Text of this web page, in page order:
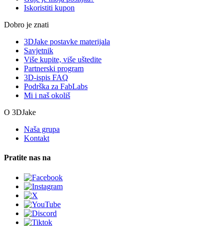
Iskoristiti kupon
Dobro je znati
3DJake postavke materijala
Savjetnik
Više kupite, više uštedite
Partnerski program
3D-ispis FAQ
Podrška za FabLabs
Mi i naš okoliš
O 3DJake
Naša grupa
Kontakt
Pratite nas na